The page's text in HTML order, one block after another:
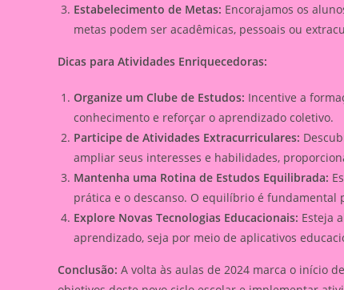
Estabelecimento de Metas: Encorajamos os
metas podem ser acadêmicas, pessoais ou
Dicas para Atividades Enriquecedoras:
Organize um Clube de Estudos: Incentive a
conhecimento e reforçar o aprendizado coletivo.
Participe de Atividades Extracurriculares:
ampliar seus interesses e habilidades,
Mantenha uma Rotina de Estudos Equilibrada:
prática e o descanso. O equilíbrio é fundamental
Explore Novas Tecnologias Educacionais: Esteja
aprendizado, seja por meio de aplicativos
Conclusão: A volta às aulas de 2024 marca o início